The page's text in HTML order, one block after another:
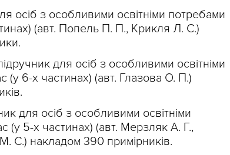
осіб з особливими освітніми потребами
(авт. Попель П. П., Крикля Л. С.)
для осіб з особливими освітніми
(у 6-х частинах) (авт. Глазова О. П.)
для осіб з особливими освітніми
(у 5-х частинах) (авт. Мерзляк А. Г.,
С.) накладом 390 примірників.